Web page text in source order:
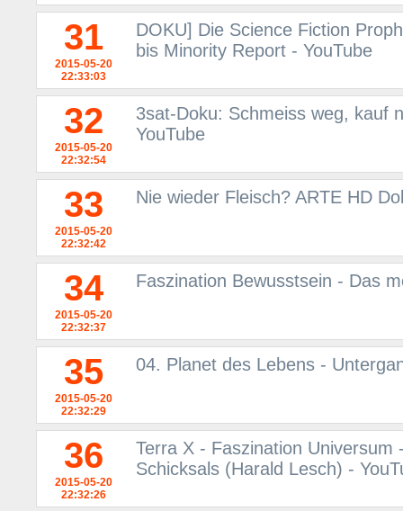
31
2015-05-20
22:33:03
DOKU] Die Science Fiction
bis Minority Report - YouTube
32
2015-05-20
22:32:54
3sat-Doku: Schmeiss weg, kauf
YouTube
33
2015-05-20
22:32:42
Nie wieder Fleisch? ARTE HD
34
2015-05-20
22:32:37
Faszination Bewusstsein - Das
35
2015-05-20
22:32:29
04. Planet des Lebens -
36
2015-05-20
22:32:26
Terra X - Faszination
Schicksals (Harald Lesch) -